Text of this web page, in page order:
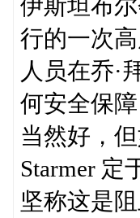
伊斯坦布
行的一次
人员在乔·
何安全保
当然好，
Starmer
坚称这是